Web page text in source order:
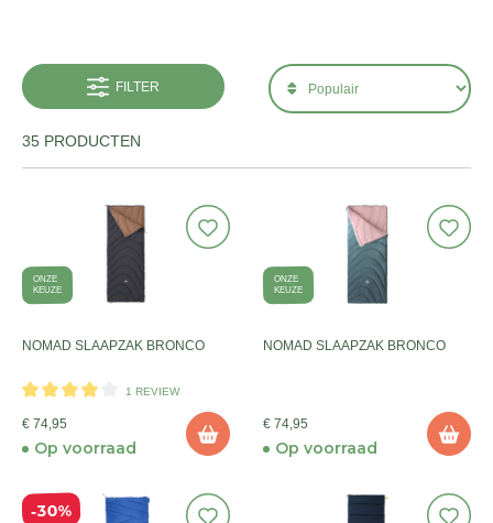
FILTER
35 PRODUCTEN
ONZE
KEUZE
NOMAD SLAAPZAK BRONCO
1 REVIEW
€ 74,95
Op voorraad
ONZE
KEUZE
NOMAD SLAAPZAK BRONCO
€ 74,95
Op voorraad
30%